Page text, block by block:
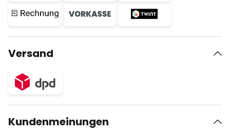
Versand
Kundenmeinungen